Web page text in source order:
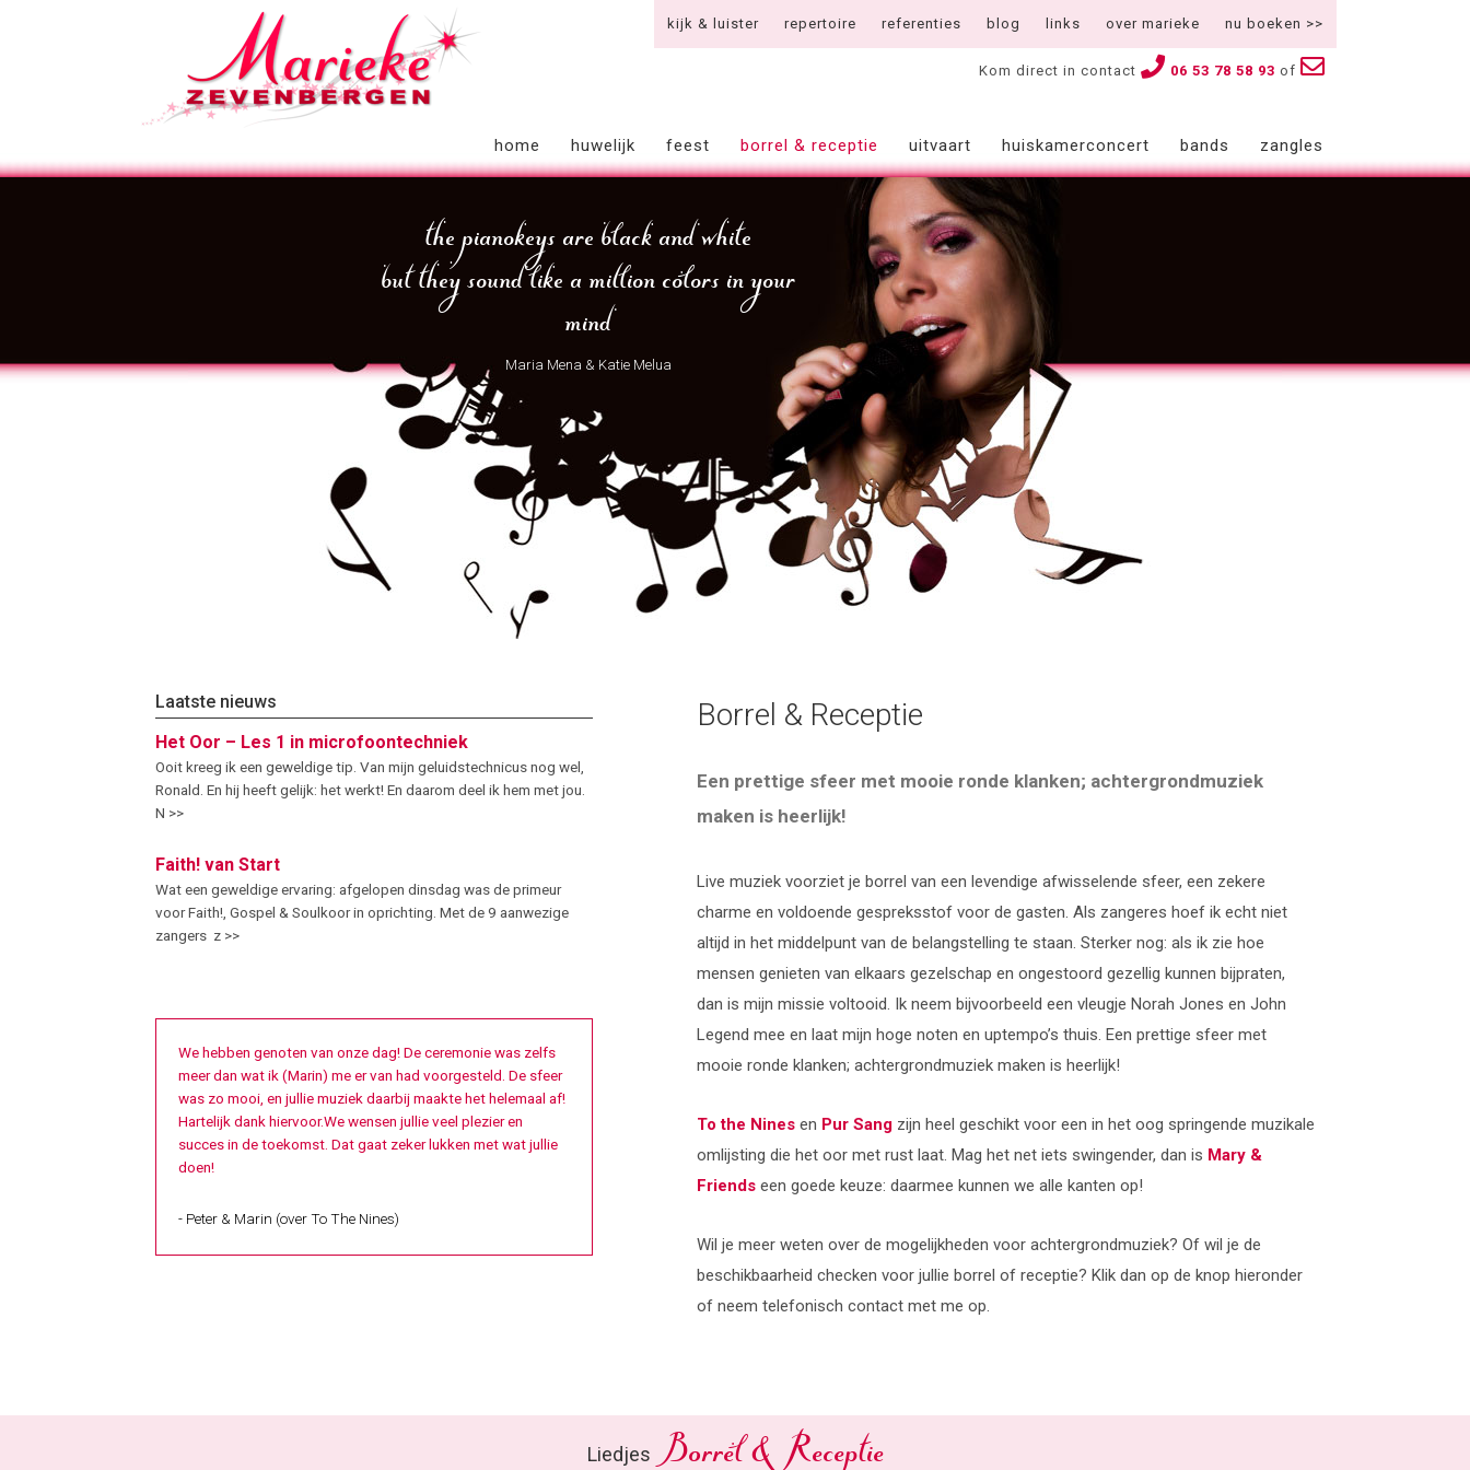
kijk & luister repertoire referenties blog links over marieke nu boeken >>
Kom direct in contact 06 53 78 58 93 of
home huwelijk feest borrel & receptie uitvaart huiskamerconcert bands zangles
the pianokeys are black and white
but they sound like a million colors in your
mind
Maria Mena & Katie Melua
Borrel & Receptie
Een prettige sfeer met mooie ronde klanken; achtergrondmuziek
maken is heerlijk!
Live muziek voorziet je borrel van een levendige afwisselende sfeer, een zekere
charme en voldoende gespreksstof voor de gasten. Als zangeres hoef ik echt niet
altijd in het middelpunt van de belangstelling te staan. Sterker nog: als ik zie hoe
mensen genieten van elkaars gezelschap en ongestoord gezellig kunnen bijpraten,
dan is mijn missie voltooid. Ik neem bijvoorbeeld een vleugje Norah Jones en John
Legend mee en laat mijn hoge noten en uptempo’s thuis. Een prettige sfeer met
mooie ronde klanken; achtergrondmuziek maken is heerlijk!
To the Nines en Pur Sang zijn heel geschikt voor een in het oog springende muzikale
omlijsting die het oor met rust laat. Mag het net iets swingender, dan is Mary &
Friends een goede keuze: daarmee kunnen we alle kanten op!
Wil je meer weten over de mogelijkheden voor achtergrondmuziek? Of wil je de
beschikbaarheid checken voor jullie borrel of receptie? Klik dan op de knop hieronder
of neem telefonisch contact met me op.
Laatste nieuws
Het Oor – Les 1 in microfoontechniek
Ooit kreeg ik een geweldige tip. Van mijn geluidstechnicus nog wel,
Ronald. En hij heeft gelijk: het werkt! En daarom deel ik hem met jou.
N >>
Faith! van Start
Wat een geweldige ervaring: afgelopen dinsdag was de primeur
voor Faith!, Gospel & Soulkoor in oprichting. Met de 9 aanwezige
zangers z >>
We hebben genoten van onze dag! De ceremonie was zelfs
meer dan wat ik (Marin) me er van had voorgesteld. De sfeer
was zo mooi, en jullie muziek daarbij maakte het helemaal af!
Hartelijk dank hiervoor.We wensen jullie veel plezier en
succes in de toekomst. Dat gaat zeker lukken met wat jullie
doen!
- Peter & Marin (over To The Nines)
Liedjes Borrel & Receptie